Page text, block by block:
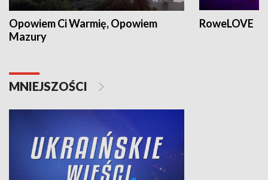
Opowiem Ci Warmię, Opowiem
Mazury
RoweLOVE
MNIEJSZOŚCI